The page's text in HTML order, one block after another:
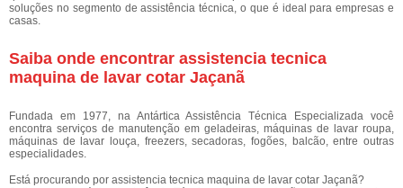
soluções no segmento de assistência técnica, o que é ideal para empresas e
casas.
Saiba onde encontrar assistencia tecnica
maquina de lavar cotar Jaçanã
Fundada em 1977, na Antártica Assistência Técnica Especializada você
encontra serviços de manutenção em geladeiras, máquinas de lavar roupa,
máquinas de lavar louça, freezers, secadoras, fogões, balcão, entre outras
especialidades.
Está procurando por assistencia tecnica maquina de lavar cotar Jaçanã?